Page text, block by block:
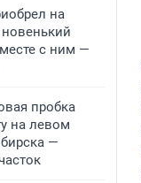
на
с ним —
пробка
на левом
—